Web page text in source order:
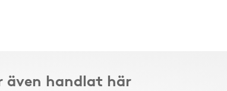
även handlat här